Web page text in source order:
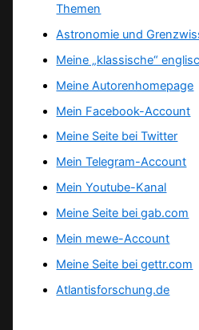
Themen
Astronomie und
Meine „klassische“
Meine Autorenhomepage
Mein Facebook-Account
Meine Seite bei Twitter
Mein Telegram-Account
Mein Youtube-Kanal
Meine Seite bei gab.com
Mein mewe-Account
Meine Seite bei gettr.com
Atlantisforschung.de